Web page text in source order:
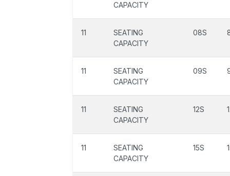
CAPACITY
11
SEATING
CAPACITY
08S
11
SEATING
CAPACITY
09S
11
SEATING
CAPACITY
12S
11
SEATING
CAPACITY
15S